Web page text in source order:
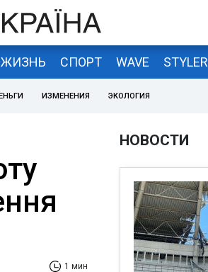
ЖИЗНЬ СПОРТ WAVE STYLER
ИЗМЕНЕНИЯ ЭКОЛОГИЯ
1 мин
НОВОСТИ